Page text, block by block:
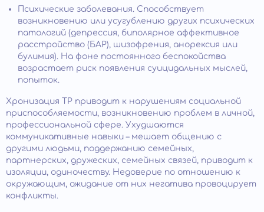
Психические заболевания. Способствует
возникновению или усугублению других психических
патологий (депрессия, биполярное аффективное
расстройство (БАР), шизофрения, анорексия или
булимия). На фоне постоянного беспокойства
возрастает риск появления суицидальных мыслей,
попыток.
Хронизация ТР приводит к нарушениям социальной
приспособляемости, возникновению проблем в личной,
профессиональной сфере. Ухудшаются
коммуникативные навыки – мешает общению с
другими людьми, поддержанию семейных,
партнерских, дружеских, семейных связей, приводит к
изоляции, одиночеству. Недоверие по отношению к
окружающим, ожидание от них негатива провоцирует
конфликты.